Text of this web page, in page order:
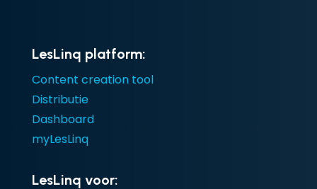
LesLinq platform:
Content creation tool
Distributie
Dashboard
myLesLinq
LesLinq voor: